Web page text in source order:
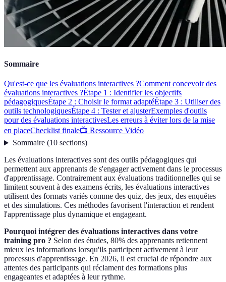
Sommaire
Qu'est-ce que les évaluations interactives ?Comment concevoir des
évaluations interactives ?Étape 1 : Identifier les objectifs
pédagogiquesÉtape 2 : Choisir le format adaptéÉtape 3 : Utiliser des
outils technologiquesÉtape 4 : Tester et ajusterExemples d'outils
pour des évaluations interactivesLes erreurs à éviter lors de la mise
en placeChecklist finale📺 Ressource Vidéo
Sommaire(10 sections)
Les évaluations interactives sont des outils pédagogiques qui
permettent aux apprenants de s'engager activement dans le processus
d'apprentissage. Contrairement aux évaluations traditionnelles qui se
limitent souvent à des examens écrits, les évaluations interactives
utilisent des formats variés comme des quiz, des jeux, des enquêtes
et des simulations. Ces méthodes favorisent l'interaction et rendent
l'apprentissage plus dynamique et engageant.
Pourquoi intégrer des évaluations interactives dans votre
training pro ? Selon des études, 80% des apprenants retiennent
mieux les informations lorsqu'ils participent activement à leur
processus d'apprentissage. En 2026, il est crucial de répondre aux
attentes des participants qui réclament des formations plus
engageantes et adaptées à leur rythme.